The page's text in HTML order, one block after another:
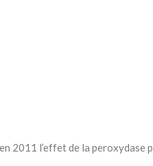
2011 l’effet de la